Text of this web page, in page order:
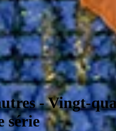
- Vingt-
série